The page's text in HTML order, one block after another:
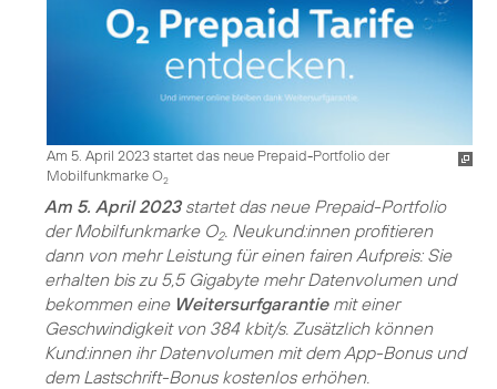
Am 5. April 2023 startet das neue Prepaid-Portfolio der
Mobilfunkmarke O2
Am 5. April 2023startet das neue Prepaid-Portfolio
der Mobilfunkmarke O2. Neukund:innen profitieren
dann von mehr Leistung für einen fairen Aufpreis: Sie
erhalten bis zu 5,5 Gigabyte mehr Datenvolumen und
bekommen eine Weitersurfgarantiemit einer
Geschwindigkeit von 384 kbit/s. Zusätzlich können
Kund:innen ihr Datenvolumen mit dem App-Bonus und
dem Lastschrift-Bonus kostenlos erhöhen.